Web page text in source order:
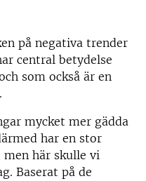
på negativa trender
central betydelse
som också är en
mycket mer gädda
har en stor
men här skulle vi
Baserat på de